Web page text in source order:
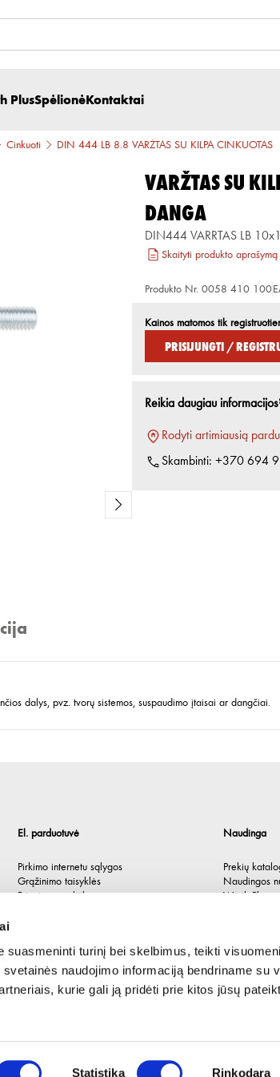
suasmeninti turinį bei skelbimus, teikti
naudojimo informaciją bendriname su
kurie gali ją pridėti prie kitos jūsų
Statistika Rinkodara
PlusSpėlionėKontaktai
Cinkuoti DIN 444 LB 8.8 VARŽTAS SU KILPA CINKUOTAS
VARŽTAS SU
DANGA
DIN444 VARRTAS LB
Skaityti produkto aprašymą
Produkto Nr. 0058 410 100
Kainos matomos tik
Prisijungti /
Reikia daugiau
Rodyti artimiausią
Skambinti: +370 694
dalys, pvz. tvorų sistemos, suspaudimo įtaisai ar dangčiai.
El. parduotuvė
Pirkimo internetu sąlygos
Grąžinimo taisyklės
Privatumo politika
Naudinga
Prekių
Naudingos
Würth Plus